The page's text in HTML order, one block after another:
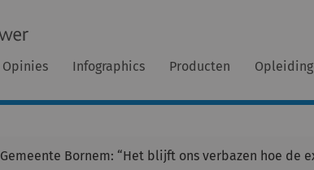
Opinies Infographics Producten
Gemeente Bornem: “Het blijft ons verbazen hoe